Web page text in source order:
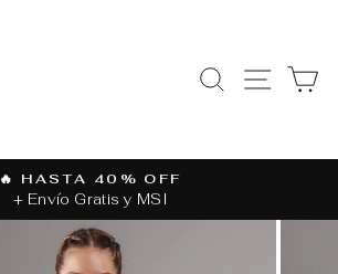
BUSCAR
diapositivas
pausa
🔥 HASTA 40% OFF
+ Envío Gratis y MSI